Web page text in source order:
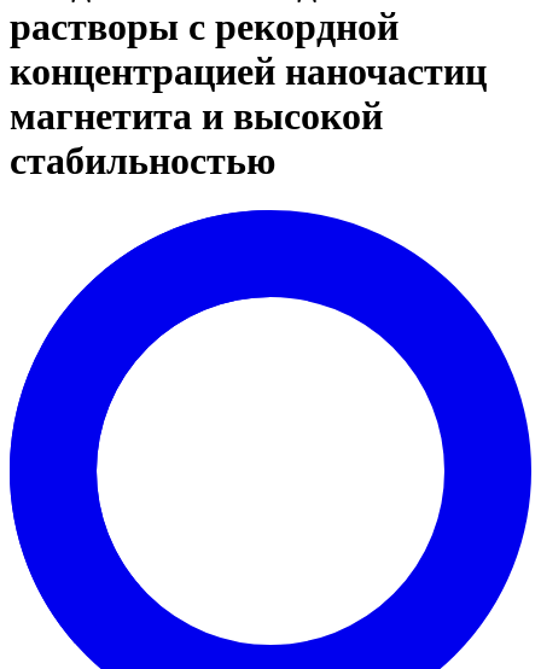
растворы с рекордной
концентрацией наночастиц
магнетита и высокой
стабильностью